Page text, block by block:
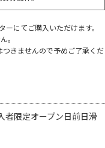
にてご購入いただけます。
。
きませんので予めご了承くだ
者限定オープン日前日滑